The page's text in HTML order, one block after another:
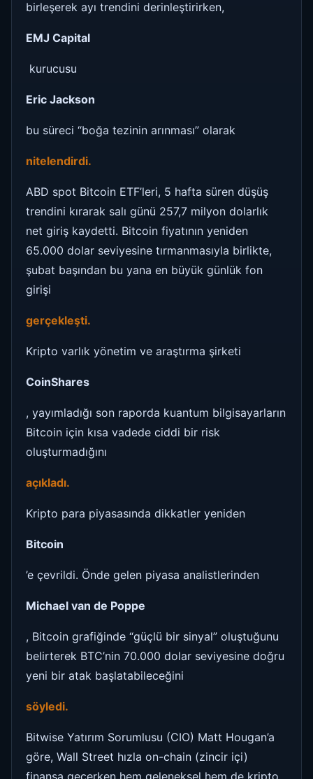
birleşerek ayı trendini derinleştirirken,
EMJ Capital
kurucusu
Eric Jackson
bu süreci “boğa tezinin arınması” olarak
nitelendirdi.
ABD spot Bitcoin ETF’leri, 5 hafta süren düşüş
trendini kırarak salı günü 257,7 milyon dolarlık
net giriş kaydetti. Bitcoin fiyatının yeniden
65.000 dolar seviyesine tırmanmasıyla birlikte,
şubat başından bu yana en büyük günlük fon
girişi
gerçekleşti.
Kripto varlık yönetim ve araştırma şirketi
CoinShares
, yayımladığı son raporda kuantum bilgisayarların
Bitcoin için kısa vadede ciddi bir risk
oluşturmadığını
açıkladı.
Kripto para piyasasında dikkatler yeniden
Bitcoin
’e çevrildi. Önde gelen piyasa analistlerinden
Michael van de Poppe
, Bitcoin grafiğinde “güçlü bir sinyal” oluştuğunu
belirterek BTC’nin 70.000 dolar seviyesine doğru
yeni bir atak başlatabileceğini
söyledi.
Bitwise Yatırım Sorumlusu (CIO) Matt Hougan’a
göre, Wall Street hızla on-chain (zincir içi)